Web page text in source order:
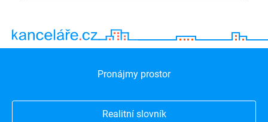
Pronájmy prostor
Realitní slovník